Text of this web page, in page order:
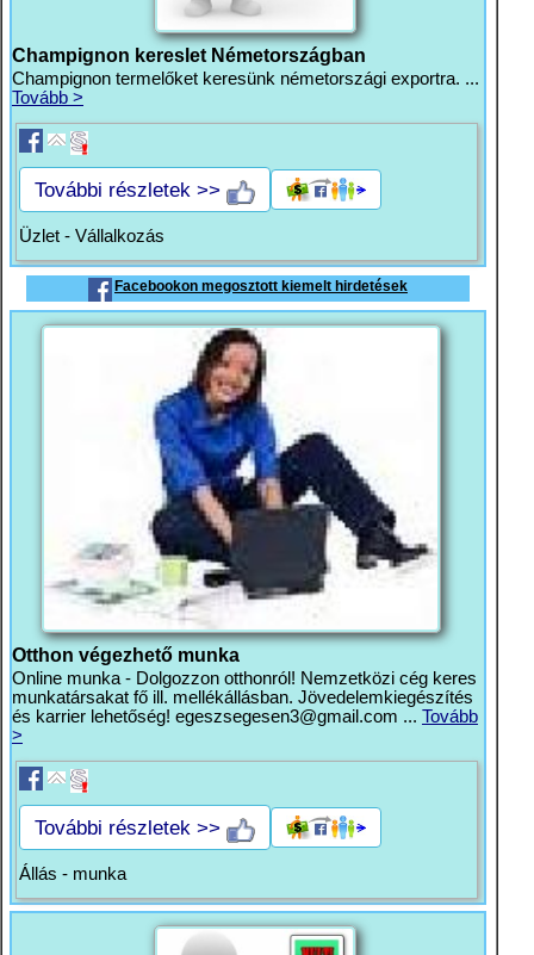
Champignon kereslet Németországban
Champignon termelőket keresünk németországi exportra. ...
Tovább >
További részletek >>
Üzlet - Vállalkozás
Facebookon megosztott kiemelt hirdetések
Otthon végezhető munka
Online munka - Dolgozzon otthonról! Nemzetközi cég keres
munkatársakat fő ill. mellékállásban. Jövedelemkiegészítés
és karrier lehetőség! egeszsegesen3@gmail.com ... Tovább
>
További részletek >>
Állás - munka